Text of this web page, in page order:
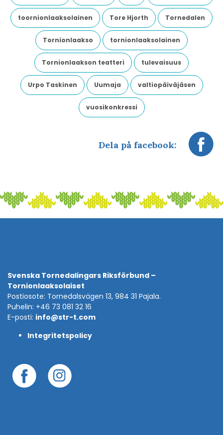
toornionlaaksolainen Tore Hjorth Tornedalen
Tornionlaakso tornionlaaksolainen
Tornionlaakson teatteri tulevaisuus
Urpo Taskinen Uumaja valtiopäiväjäsen
vuosikonkressi
Dela på facebook:
Svenska Tornedalingars Riksförbund –
Tornionlaaksolaiset
Postiosote: Tornedalsvägen 13, 984 31 Pajala.
Puhelin: +46 73 081 32 16
E-posti: info@str-t.com
Integritetspolicy